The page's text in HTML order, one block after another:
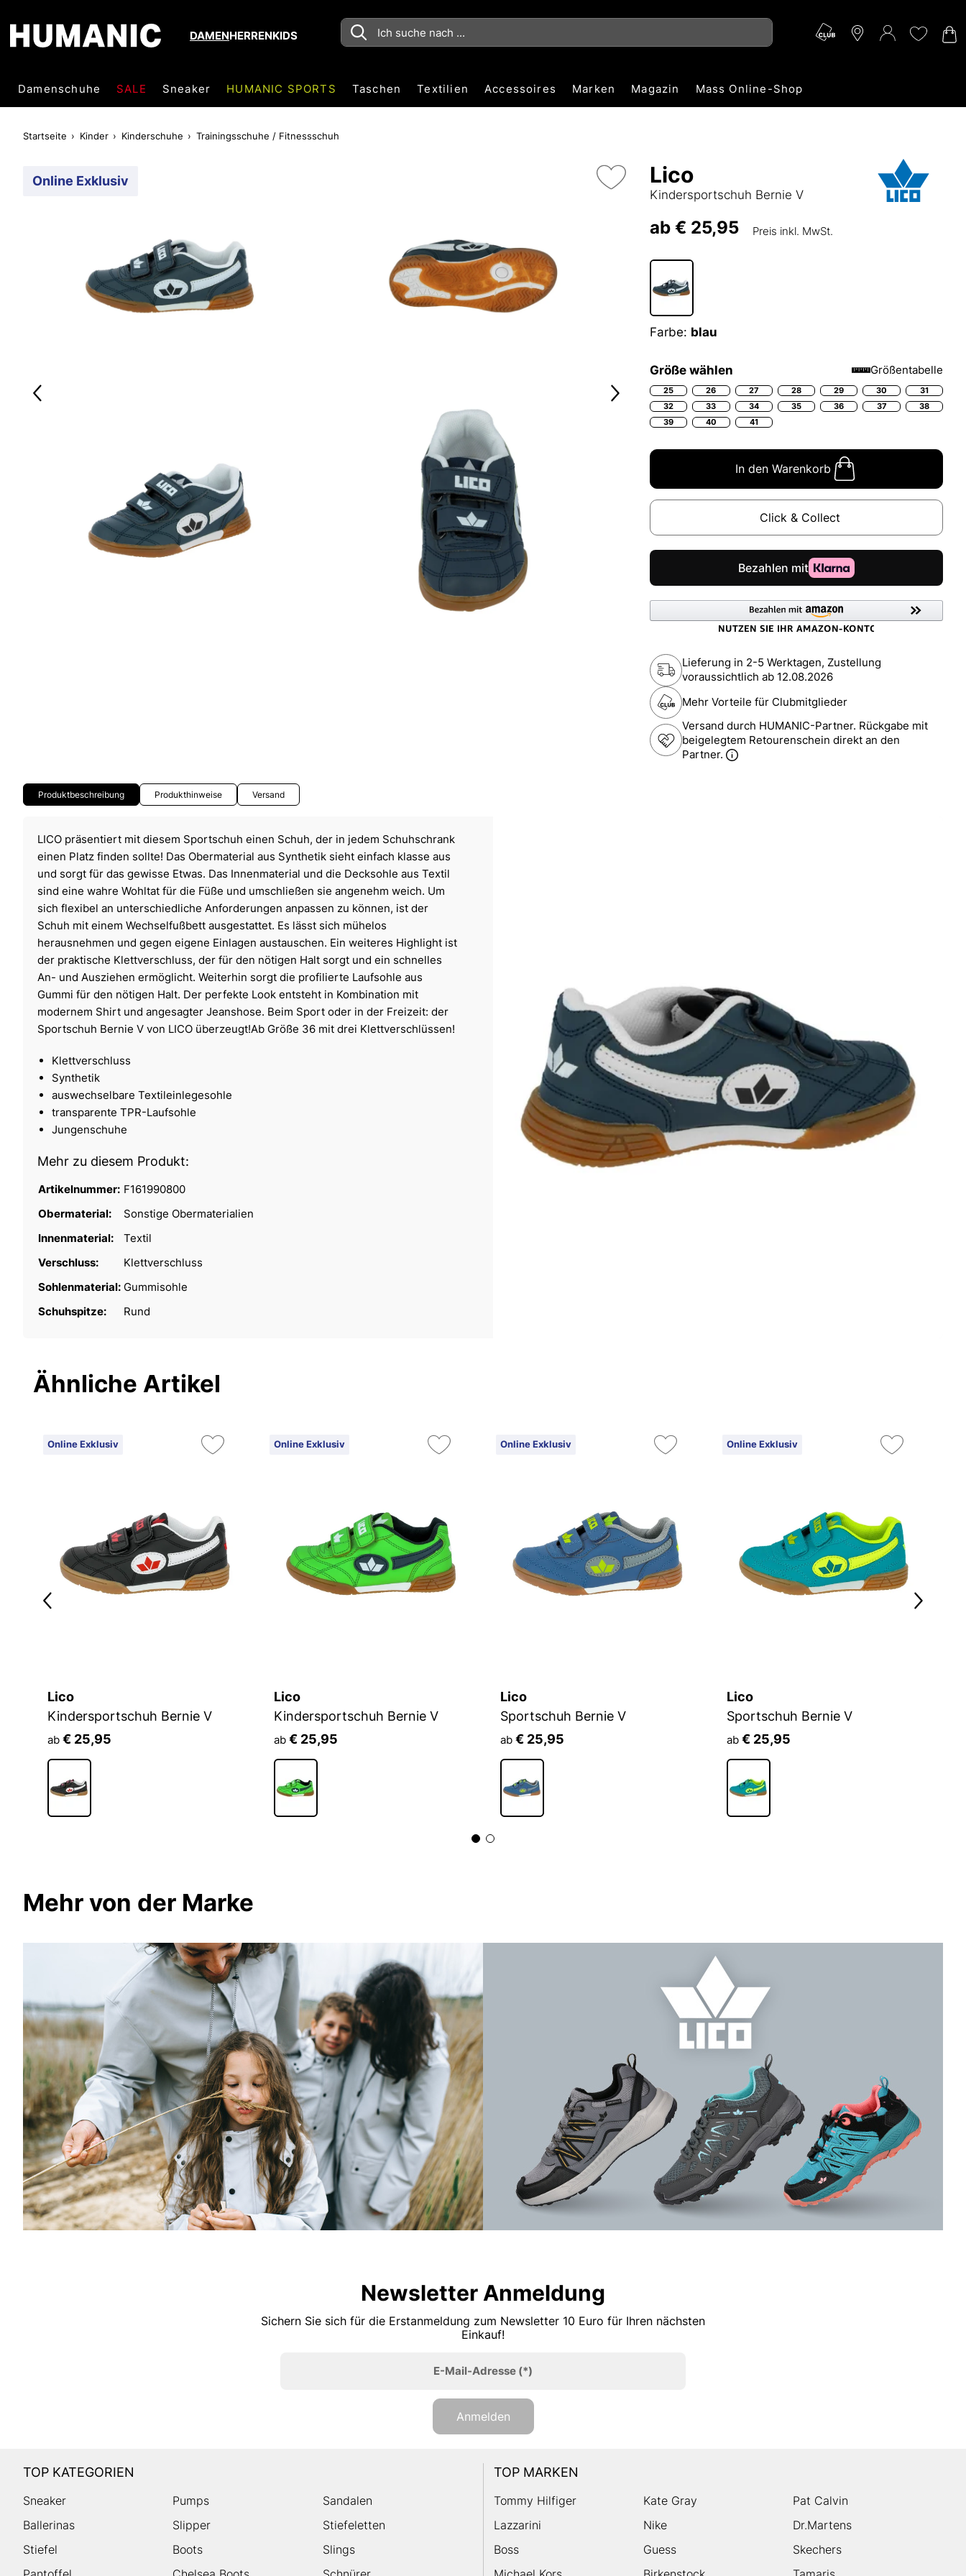
DAMENHERRENKIDS
Damenschuhe SALE Sneaker HUMANIC SPORTS Taschen Textilien Accessoires Marken Magazin Mass Online-Shop
Startseite Kinder Kinderschuhe Trainingsschuhe / Fitnessschuh
Online Exklusiv Lico
Kindersportschuh Bernie V
ab € 25,95 Preis inkl. MwSt.
Farbe: blau
Größe wählen Größentabelle
25 26 27 28 29 30
31
32
33 34 35 36 37
38
39
40 41
In den Warenkorb
Click & Collect
Lieferung in 2-5 Werktagen, Zustellung
voraussichtlich ab 12.08.2026
Mehr Vorteile für Clubmitglieder
Versand durch HUMANIC-Partner. Rückgabe mit
beigelegtem Retourenschein direkt an den
Partner.
Produktbeschreibung Produkthinweise Versand
LICO präsentiert mit diesem Sportschuh einen Schuh, der in jedem Schuhschrank
einen Platz finden sollte! Das Obermaterial aus Synthetik sieht einfach klasse aus
und sorgt für das gewisse Etwas. Das Innenmaterial und die Decksohle aus Textil
sind eine wahre Wohltat für die Füße und umschließen sie angenehm weich. Um
sich flexibel an unterschiedliche Anforderungen anpassen zu können, ist der
Schuh mit einem Wechselfußbett ausgestattet. Es lässt sich mühelos
herausnehmen und gegen eigene Einlagen austauschen. Ein weiteres Highlight ist
der praktische Klettverschluss, der für den nötigen Halt sorgt und ein schnelles
An- und Ausziehen ermöglicht. Weiterhin sorgt die profilierte Laufsohle aus
Gummi für den nötigen Halt. Der perfekte Look entsteht in Kombination mit
modernem Shirt und angesagter Jeanshose. Beim Sport oder in der Freizeit: der
Sportschuh Bernie V von LICO überzeugt!Ab Größe 36 mit drei Klettverschlüssen!
Klettverschluss
Synthetik
auswechselbare Textileinlegesohle
transparente TPR-Laufsohle
Jungenschuhe
Mehr zu diesem Produkt:
Artikelnummer: F161990800
Obermaterial:
Sonstige Obermaterialien
Innenmaterial:
Textil
Verschluss:
Klettverschluss
Sohlenmaterial: Gummisohle
Schuhspitze:
Rund
Ähnliche Artikel
Online Exklusiv
Lico
Kindersportschuh Bernie V
ab € 25,95
Online Exklusiv
Lico
Kindersportschuh Bernie V
ab € 25,95
Online Exklusiv
Lico
Sportschuh Bernie V
ab € 25,95
Online Exklusiv
Lico
Sportschuh Bernie V
ab € 25,95
Mehr von der Marke
Newsletter Anmeldung
Sichern Sie sich für die Erstanmeldung zum Newsletter 10 Euro für Ihren nächsten
Einkauf!
E-Mail-Adresse(*)
Anmelden
TOP KATEGORIEN
Sneaker Pumps
Sandalen
Ballerinas
Slipper
Stiefeletten
Stiefel
Boots
Slings
TOP MARKEN
Tommy Hilfiger Kate Gray
Pat Calvin
Lazzarini
Nike
Dr.Martens
Boss
Guess
Skechers